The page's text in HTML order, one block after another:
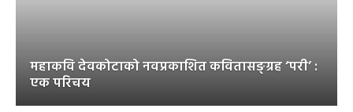
महाकवि देवकोटाको नवप्रकाशित कवितासङ्ग्रह ‘परी’ :
एक परिचय